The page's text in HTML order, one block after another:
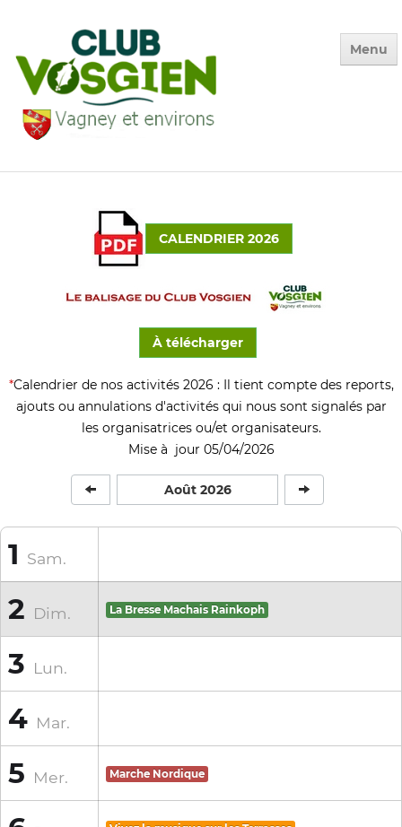
Menu
Qui sommes-nous ?
Calendrier
Photos des Sorties
La Vie du Club ▼
Environnement▼
Adhésion
CALENDRIER 2026
À télécharger
*Calendrier de nos activités 2026 : Il tient compte des reports,
ajouts ou annulations d'activités qui nous sont signalés par
les organisatrices ou/et organisateurs.
Mise à jour 05/04/2026
Août 2026
1 Sam.
2 Dim. La Bresse Machais Rainkoph
3 Lun.
4 Mar.
5 Mer. Marche Nordique